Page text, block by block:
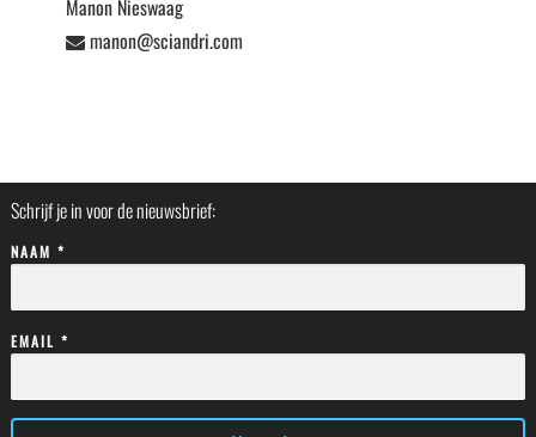
Manon Nieswaag
manon@sciandri.com
Schrijf je in voor de nieuwsbrief:
NAAM *
EMAIL *